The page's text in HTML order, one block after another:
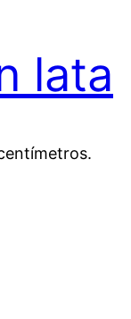
lata